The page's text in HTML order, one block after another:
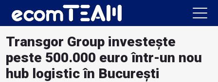
Transgor Group investește
peste 500.000 euro într-un nou
hub logistic în București